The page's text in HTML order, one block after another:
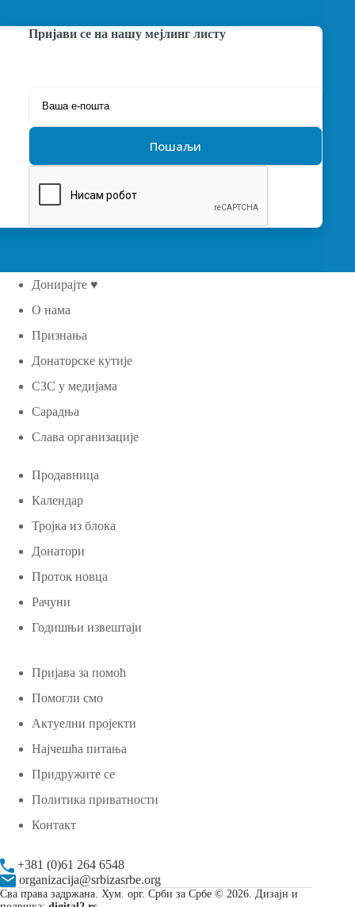
Пријави се на нашу мејлинг листу
Донирајте ♥
О нама
Признања
Донаторске кутије
СЗС у медијама
Сарадња
Слава организације
Продавница
Календар
Тројка из блока
Донатори
Проток новца
Рачуни
Годишњи извештаји
Пријава за помоћ
Помогли смо
Актуелни пројекти
Најчешћа питања
Придружите се
Политика приватности
Контакт
+381 (0)61 264 6548
organizacija@srbizasrbe.org
Сва права задржана. Хум. орг. Срби за Србе © 2026. Дизајн и